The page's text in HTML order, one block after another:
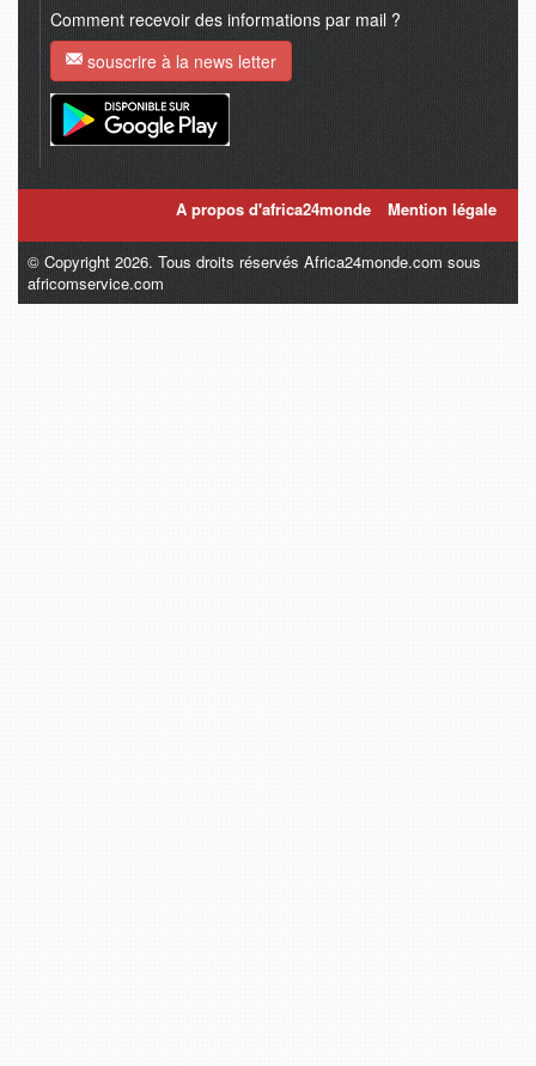
Comment recevoir des informations par mail ?
souscrire à la news letter
A propos d'africa24monde Mention légale
© Copyright 2026. Tous droits réservés Africa24monde.com sous
africomservice.com